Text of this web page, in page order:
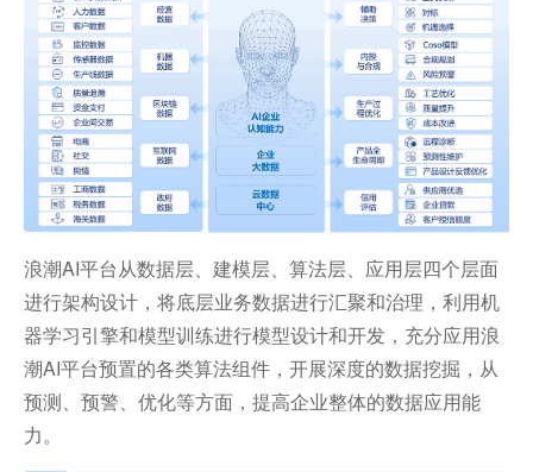
浪潮AI平台从数据层、建模层、算法层、应用层四个层面
进行架构设计，将底层业务数据进行汇聚和治理，利用机
器学习引擎和模型训练进行模型设计和开发，充分应用浪
潮AI平台预置的各类算法组件，开展深度的数据挖掘，从
预测、预警、优化等方面，提高企业整体的数据应用能
力。